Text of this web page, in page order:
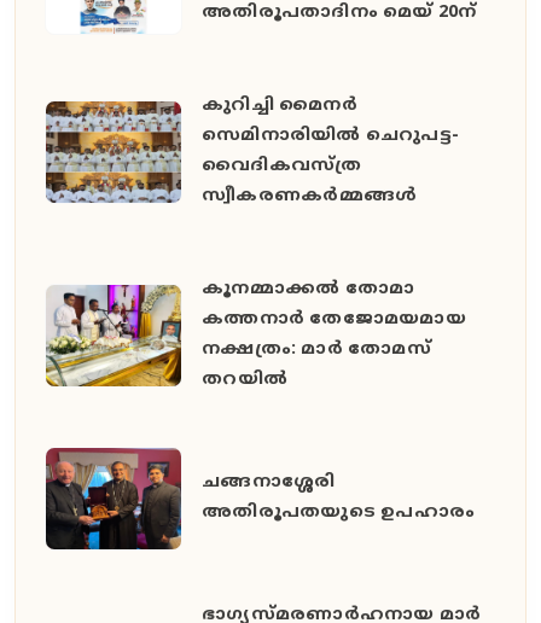
അതിരൂപതാദിനം മെയ് 20ന്
കുറിച്ചി മൈനർ
സെമിനാരിയിൽ ചെറുപട്ട-
വൈദികവസ്ത്ര
സ്വീകരണകർമ്മങ്ങൾ
കൂനമ്മാക്കൽ തോമാ
കത്തനാർ തേജോമയമായ
നക്ഷത്രം: മാർ തോമസ്
തറയിൽ
ചങ്ങനാശ്ശേരി
അതിരൂപതയുടെ ഉപഹാരം
ഭാഗ്യസ്മരണാർഹനായ മാർ